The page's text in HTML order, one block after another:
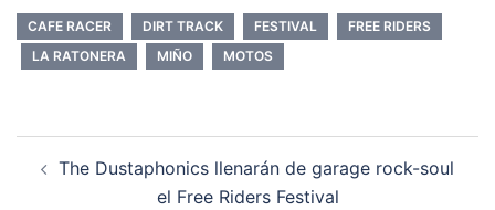
CAFE RACER DIRT TRACK FESTIVAL
FREE RIDERS
LA RATONERA
MIÑO MOTOS
de The Dustaphonics llenarán de garage rock-soul
el Free Riders Festival